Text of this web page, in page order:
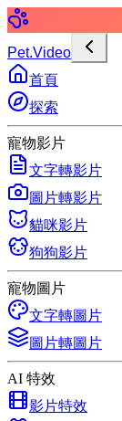
Pet.Video
首頁
探索
寵物影片
文字轉影片
圖片轉影片
貓咪影片
狗狗影片
寵物圖片
文字轉圖片
圖片轉圖片
AI 特效
影片特效